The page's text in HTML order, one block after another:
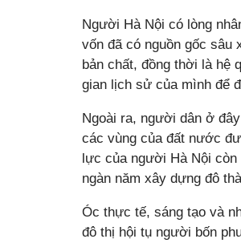
Người Hà Nội có lòng
vốn đã có nguồn gốc sâu
bản chất, đồng thời là hệ
gian lịch sử của mình để
Ngoài ra, người dân ở
các vùng của đất nước
lực của người Hà Nội
ngàn năm xây dựng đô
Óc thực tế, sáng tạo và
đô thị hội tụ người bốn